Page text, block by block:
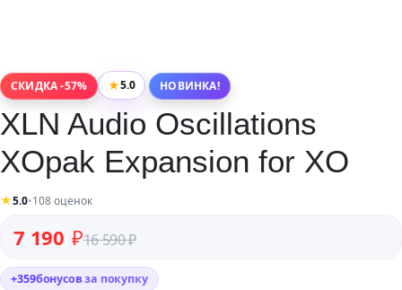
СКИДКА -57% ★5.0 НОВИНКА!
XLN Audio Oscillations
XOpak Expansion for XO
★5.0•108 оценок
16 590₽
Первоначальная цена составляла 16 590 ₽.
7 190 ₽
Текущая цена: 7 190 ₽.
+359бонусовза покупку